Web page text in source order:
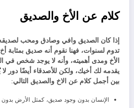
كلام عن الأخ والصديق
إذا كان الصديق وافي وصادق ومحب
تدوم لسنوات، فهنا نقوم أنه صديق بمثابة
الأخ ومدى أهميته، وأنه لا يوجد شخص في
يقدمه لك أخيك، ولكن للأصدقاء أيضًا دور
بين أجمل كلام عن الاخ والصديق التالي:
الإنسان بدون وجود صديق، كمثل الأرض